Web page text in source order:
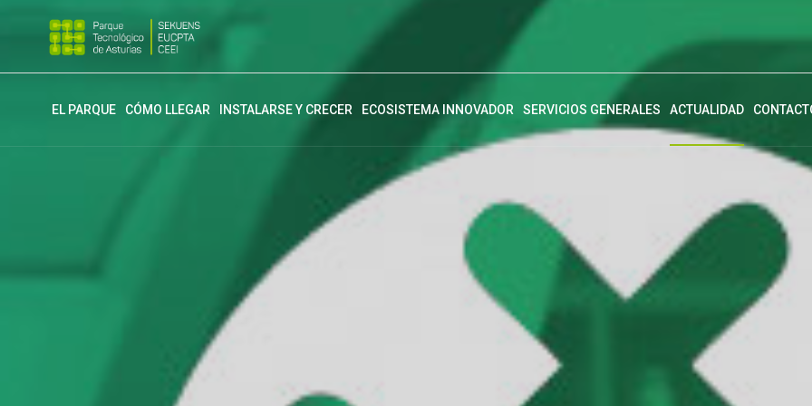
EL PARQUE CÓMO LLEGAR INSTALARSE Y CRECER ECOSISTEMA INNOVADOR SERVICIOS GENERALES ACTUALIDAD